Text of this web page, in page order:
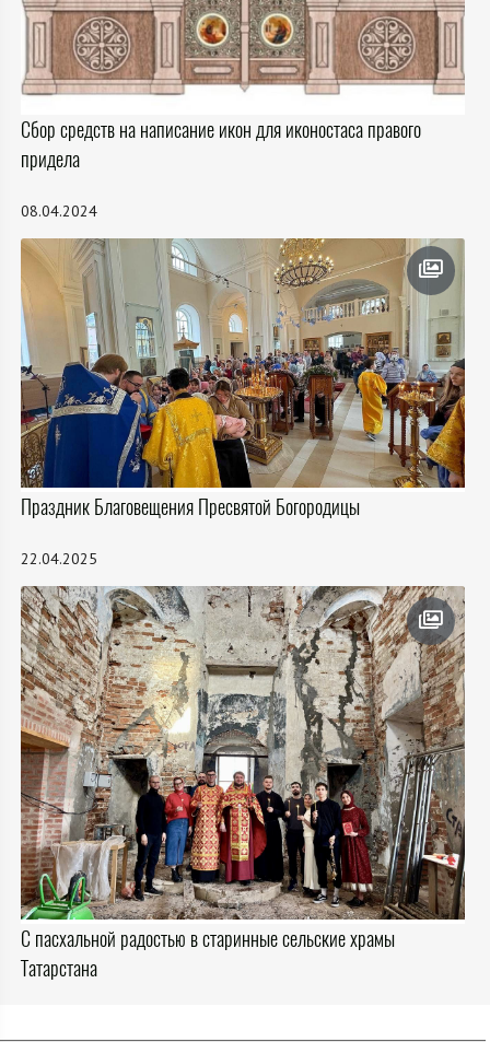
Сбор средств на написание икон для иконостаса правого
придела
08.04.2024
Праздник Благовещения Пресвятой Богородицы
22.04.2025
С пасхальной радостью в старинные сельские храмы
Татарстана